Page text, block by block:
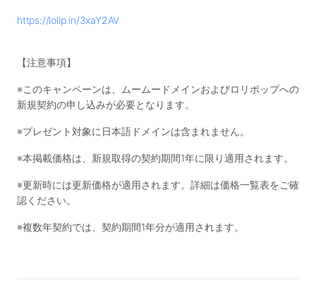
https://lolip.in/3xaY2AV
【注意事項】
※このキャンペーンは、ムームードメインおよびロリポップへの
新規契約の申し込みが必要となります。
※プレゼント対象に日本語ドメインは含まれません。
※本掲載価格は、新規取得の契約期間1年に限り適用されます。
※更新時には更新価格が適用されます。詳細は価格一覧表をご確
認ください。
※複数年契約では、契約期間1年分が適用されます。